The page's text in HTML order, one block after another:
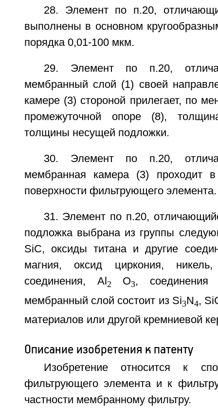
28. Элемент по п.20,
выполнены в основном
порядка 0,01-100 мкм.
29. Элемент по п.20,
мембранный слой (1) своей
камере (3) стороной прилегает, по
промежуточной опоре (8),
толщины несущей подложки.
30. Элемент по п.20,
мембранная камера (3) проходит
поверхности фильтрующего элемента.
31. Элемент по п.20,
подложка выбрана из группы
SiC, оксиды титана и другие
магния, оксид циркония,
соединения, Al 2 О3, соединения
мембранный слой состоит из Si3N4,
материалов или другой кремниевой
Описание изобретения к патенту
Изобретение относится к
фильтрующего элемента и к
частности мембранному фильтру.